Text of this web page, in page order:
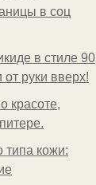
в соц
в стиле 90
руки вверх!
красоте,
типа кожи: